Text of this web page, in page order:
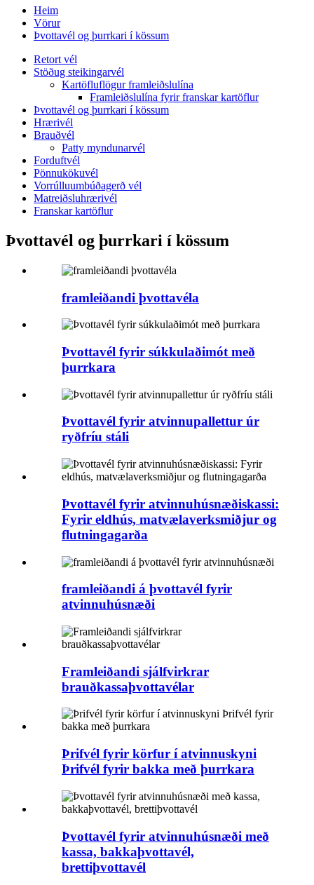
Heim
Vörur
Þvottavél og þurrkari í kössum
Retort vél
Stöðug steikingarvél
Kartöfluflögur framleiðslulína
Framleiðslulína fyrir franskar kartöflur
Þvottavél og þurrkari í kössum
Hrærivél
Brauðvél
Patty myndunarvél
Forduftvél
Pönnukökuvél
Vorrúlluumbúðagerð vél
Matreiðsluhrærivél
Franskar kartöflur
Þvottavél og þurrkari í kössum
framleiðandi þvottavéla
Þvottavél fyrir súkkulaðimót með
þurrkara
Þvottavél fyrir atvinnupallettur úr
ryðfríu stáli
Þvottavél fyrir atvinnuhúsnæðiskassi:
Fyrir eldhús, matvælaverksmiðjur og
flutningagarða
framleiðandi á þvottavél fyrir
atvinnuhúsnæði
Framleiðandi sjálfvirkrar
brauðkassaþvottavélar
Þrifvél fyrir körfur í atvinnuskyni
Þrifvél fyrir bakka með þurrkara
Þvottavél fyrir atvinnuhúsnæði með
kassa, bakkaþvottavél,
brettiþvottavél